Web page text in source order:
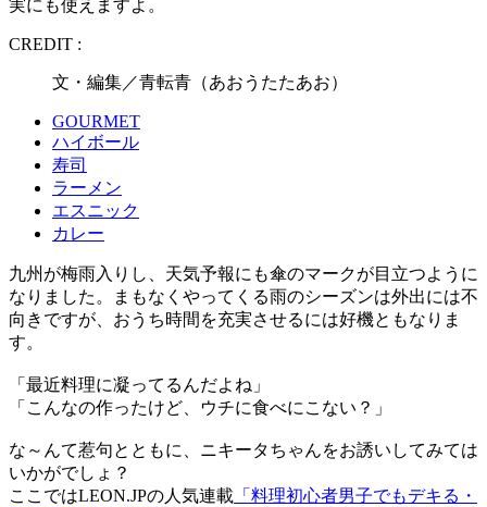
実にも使えますよ。
CREDIT :
文・編集／青転青（あおうたたあお）
GOURMET
ハイボール
寿司
ラーメン
エスニック
カレー
九州が梅雨入りし、天気予報にも傘のマークが目立つように
なりました。まもなくやってくる雨のシーズンは外出には不
向きですが、おうち時間を充実させるには好機ともなりま
す。
「最近料理に凝ってるんだよね」
「こんなの作ったけど、ウチに食べにこない？」
な～んて惹句とともに、ニキータちゃんをお誘いしてみては
いかがでしょ？
ここではLEON.JPの人気連載 「料理初心者男子でもデキる・